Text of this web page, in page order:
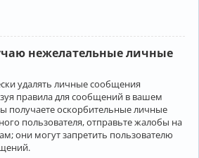
нежелательные личные
удалять личные сообщения
правила для сообщений в вашем
получаете оскорбительные личные
пользователя, отправьте жалобы на
они могут запретить пользователю